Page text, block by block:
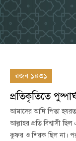
রজব ১৪৩১
প্রতিকৃতিতে
আমাদের আদি পিতা
আল্লাহর প্রতি বিশ্বাসী
কুফর ও শিরক ছিল না।